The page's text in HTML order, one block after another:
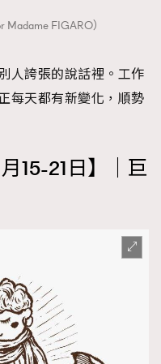
Madame FIGARO）
人誇張的說話裡。工作
每天都有新變化，順勢
15-21日】｜巨